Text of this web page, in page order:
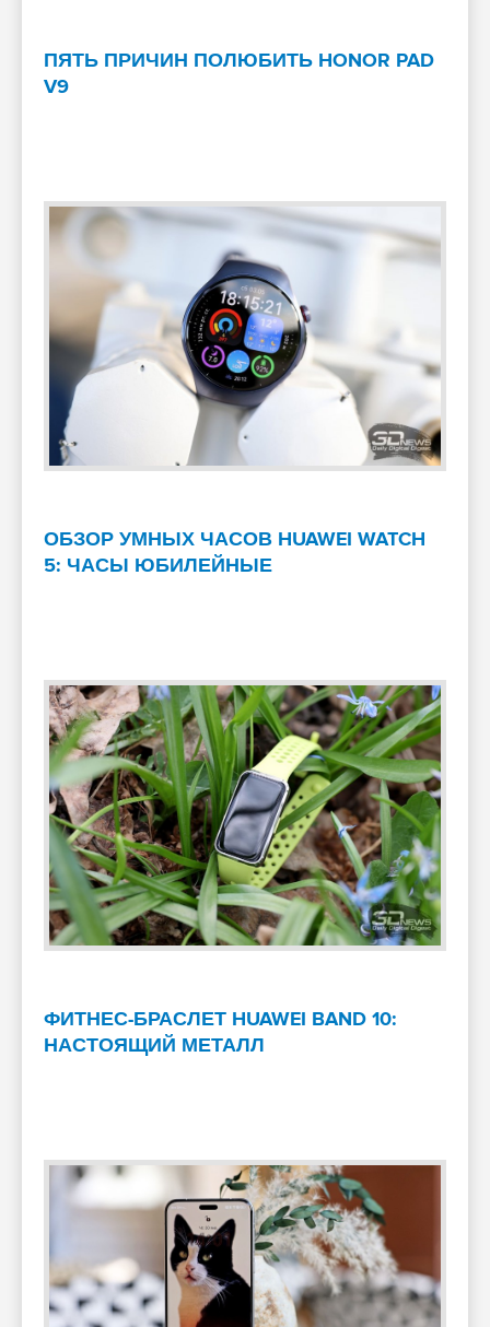
ПЯТЬ ПРИЧИН ПОЛЮБИТЬ HONOR PAD
V9
ОБЗОР УМНЫХ ЧАСОВ HUAWEI WATCH
5: ЧАСЫ ЮБИЛЕЙНЫЕ
ФИТНЕС-БРАСЛЕТ HUAWEI BAND 10:
НАСТОЯЩИЙ МЕТАЛЛ